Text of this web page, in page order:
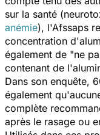
sur la santé
anémie), l'Afssaps
concentration
également de "ne
contenant de
Dans son enquête,
également
complète
après le rasage ou